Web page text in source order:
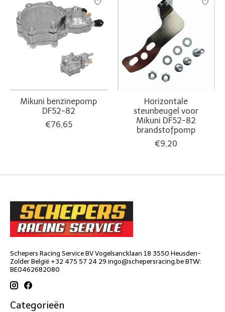
Mikuni benzinepomp
DF52-82
€76,65
Horizontale
steunbeugel voor
Mikuni DF52-82
brandstofpomp
€9,20
Schepers Racing Service BV Vogelsancklaan 18 3550 Heusden-
Zolder België +32 475 57 24 29 ingo@schepersracing.beBTW:
BE0462682080
Categorieën